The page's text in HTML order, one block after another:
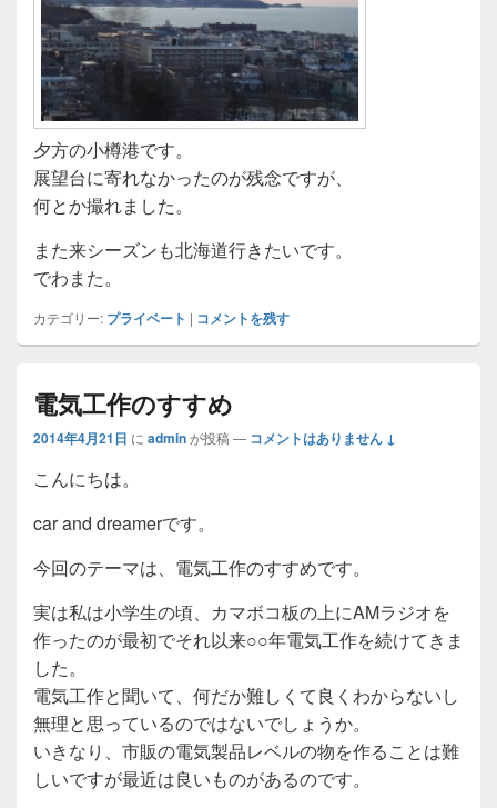
夕方の小樽港です。
展望台に寄れなかったのが残念ですが、
何とか撮れました。
また来シーズンも北海道行きたいです。
でわまた。
カテゴリー: プライベート | コメントを残す
電気工作のすすめ
2014年4月21日 に adminが投稿 — コメントはありません ↓
こんにちは。
car and dreamerです。
今回のテーマは、電気工作のすすめです。
実は私は小学生の頃、カマボコ板の上にAMラジオを
作ったのが最初でそれ以来○○年電気工作を続けてきま
した。
電気工作と聞いて、何だか難しくて良くわからないし
無理と思っているのではないでしょうか。
いきなり、市販の電気製品レベルの物を作ることは難
しいですが最近は良いものがあるのです。